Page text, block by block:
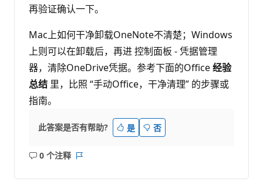
再验证确认一下。
Mac上如何干净卸载OneNote不清楚；Windows
上则可以在卸载后，再进 控制面板 - 凭据管理
器，清除OneDrive凭据。参考下面的Office经验
总结 里，比照 “手动Office，干净清理” 的步骤或
指南。
此答案是否有帮助? 是 否
0 个注释
无
报